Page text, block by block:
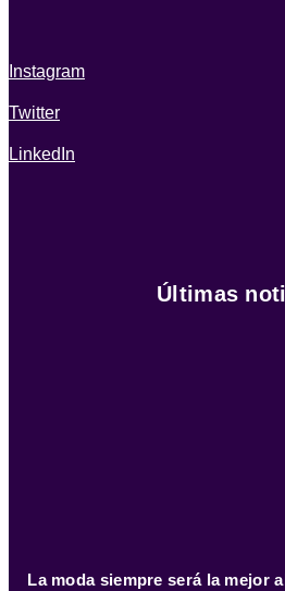
Instagram
Twitter
LinkedIn
Últimas
La moda siempre será la mejor